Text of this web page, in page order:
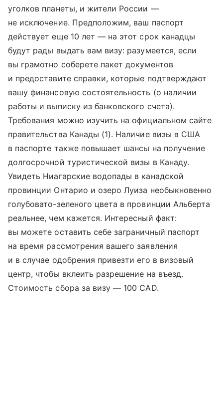
уголков планеты, и жители России —
не исключение. Предположим, ваш паспорт
действует еще 10 лет — на этот срок канадцы
будут рады выдать вам визу: разумеется, если
вы грамотно соберете пакет документов
и предоставите справки, которые подтверждают
вашу финансовую состоятельность (о наличии
работы и выписку из банковского счета).
Требования можно изучить на официальном сайте
правительства Канады (1). Наличие визы в США
в паспорте также повышает шансы на получение
долгосрочной туристической визы в Канаду.
Увидеть Ниагарские водопады в канадской
провинции Онтарио и озеро Луиза необыкновенно
голубовато-зеленого цвета в провинции Альберта
реальнее, чем кажется. Интересный факт:
вы можете оставить себе заграничный паспорт
на время рассмотрения вашего заявления
и в случае одобрения привезти его в визовый
центр, чтобы вклеить разрешение на въезд.
Стоимость сбора за визу — 100 CAD.